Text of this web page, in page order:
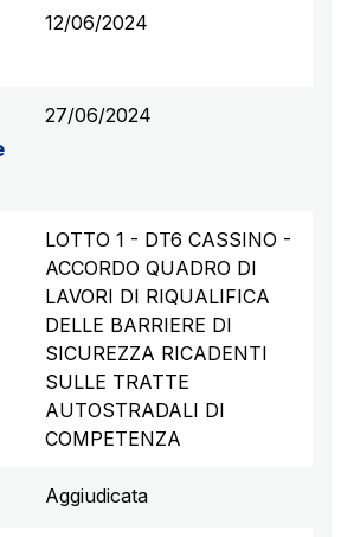
12/06/2024
27/06/2024
LOTTO 1 - DT6 CASSINO -
ACCORDO QUADRO DI
LAVORI DI RIQUALIFICA
DELLE BARRIERE DI
SICUREZZA RICADENTI
SULLE TRATTE
AUTOSTRADALI DI
COMPETENZA
Aggiudicata